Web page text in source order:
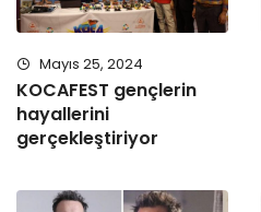
Mayıs 25, 2024
KOCAFEST gençlerin
hayallerini
gerçekleştiriyor